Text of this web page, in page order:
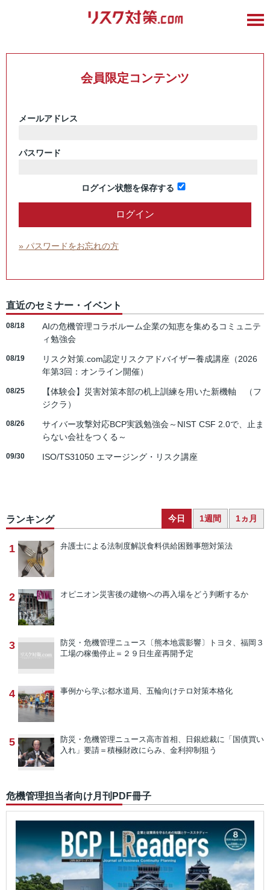
会員限定コンテンツ
メールアドレス
パスワード
ログイン状態を保存する
» パスワードをお忘れの方
直近のセミナー・イベント
08/18
AIの危機管理コラボルーム企業の知恵を集めるコミュニテ
ィ勉強会
08/19
リスク対策.com認定リスクアドバイザー養成講座（2026
年第3回：オンライン開催）
08/25
【体験会】災害対策本部の机上訓練を用いた新機軸 （フ
ジクラ）
08/26
サイバー攻撃対応BCP実践勉強会～NIST CSF 2.0で、止ま
らない会社をつくる～
09/30 ISO/TS31050 エマージング・リスク講座
ランキング 今日 1週間 1ヵ月
1 弁護士による法制度解説食料供給困難事態対策法
2 オピニオン災害後の建物への再入場をどう判断するか
3 防災・危機管理ニュース 〔熊本地震影響〕トヨタ、福岡３
工場の稼働停止＝２９日生産再開予定
4 事例から学ぶ都水道局、五輪向けテロ対策本格化
5 防災・危機管理ニュース高市首相、日銀総裁に「国債買い
入れ」要請＝積極財政にらみ、金利抑制狙う
危機管理担当者向け月刊PDF冊子